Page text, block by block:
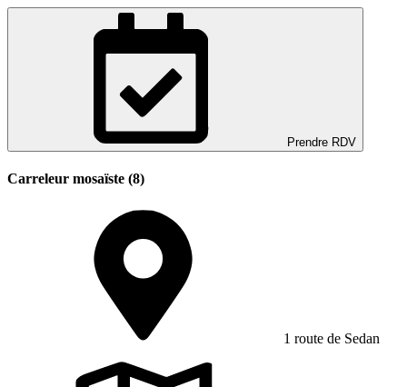
Prendre RDV
Carreleur mosaïste (8)
1 route de Sedan